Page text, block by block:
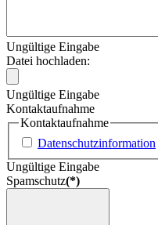
Ungültige Eingabe
Datei hochladen:
Ungültige Eingabe
Kontaktaufnahme
Kontaktaufnahme
Datenschutzinformation
Ungültige Eingabe
Spamschutz(*)